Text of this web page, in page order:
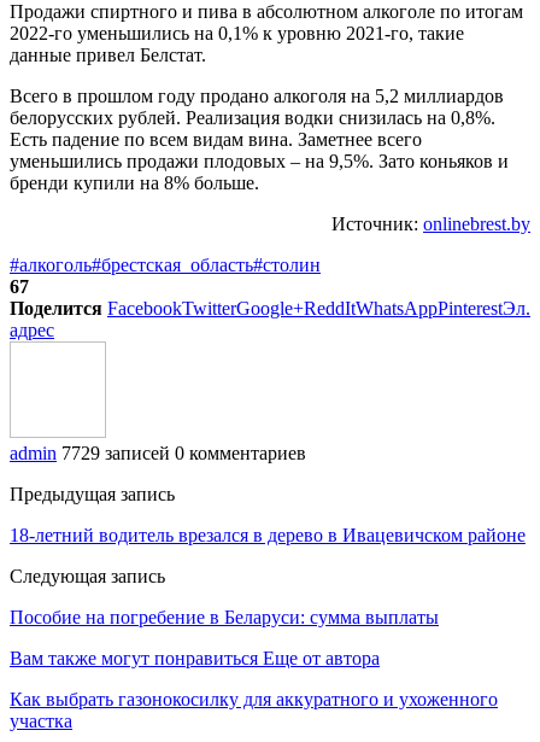
Продажи спиртного и пива в абсолютном алкоголе по итогам
2022-го уменьшились на 0,1% к уровню 2021-го, такие
данные привел Белстат.
Всего в прошлом году продано алкоголя на 5,2 миллиардов
белорусских рублей. Реализация водки снизилась на 0,8%.
Есть падение по всем видам вина. Заметнее всего
уменьшились продажи плодовых – на 9,5%. Зато коньяков и
бренди купили на 8% больше.
Источник: onlinebrest.by
#алкоголь#брестская_область#столин
67
Поделится FacebookTwitterGoogle+ReddItWhatsAppPinterestЭл.
адрес
admin 7729 записей 0 комментариев
Предыдущая запись
18-летний водитель врезался в дерево в Ивацевичском районе
Следующая запись
Пособие на погребение в Беларуси: сумма выплаты
Вам также могут понравиться Еще от автора
Как выбрать газонокосилку для аккуратного и ухоженного
участка